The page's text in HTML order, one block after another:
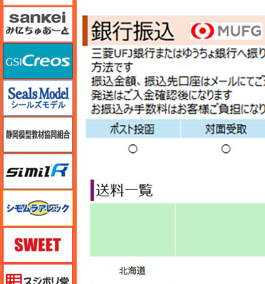
GSIクレオス
シールズモデル
静岡模型協同組合
シモムラアレック